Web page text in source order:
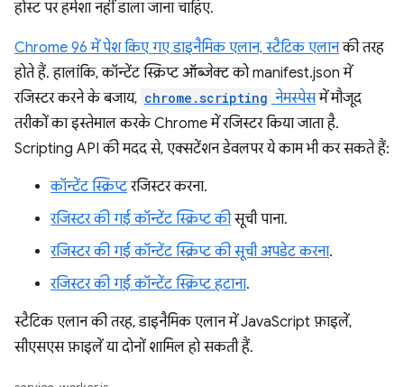
होस्ट पर हमेशा नहीं डाला जाना चाहिए.
Chrome 96 में पेश किए गए डाइनैमिक एलान, स्टैटिक एलानकी तरह
होते हैं. हालांकि, कॉन्टेंट स्क्रिप्ट ऑब्जेक्ट को manifest.json में
रजिस्टर करने के बजाय, chrome.scripting नेमस्पेसमें मौजूद
तरीकों का इस्तेमाल करके Chrome में रजिस्टर किया जाता है.
Scripting API की मदद से, एक्सटेंशन डेवलपर ये काम भी कर सकते हैं:
कॉन्टेंट स्क्रिप्टरजिस्टर करना.
रजिस्टर की गई कॉन्टेंट स्क्रिप्ट कीसूची पाना.
रजिस्टर की गई कॉन्टेंट स्क्रिप्ट की सूची अपडेट करना.
रजिस्टर की गई कॉन्टेंट स्क्रिप्ट हटाना.
स्टैटिक एलान की तरह, डाइनैमिक एलान में JavaScript फ़ाइलें,
सीएसएस फ़ाइलें या दोनों शामिल हो सकती हैं.